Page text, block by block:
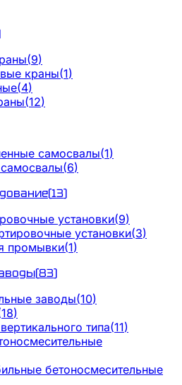
(9)
краны(1)
(4)
(12)
самосвалы(1)
(6)
(13)
установки(9)
установки(3)
промывки(1)
(83)
заводы(10)
18)
типа(11)
бетоносмесительные